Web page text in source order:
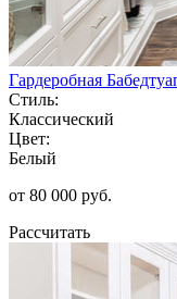
Гардеробная
Стиль:
Классический
Цвет:
Белый
от 80 000 руб.
Рассчитать